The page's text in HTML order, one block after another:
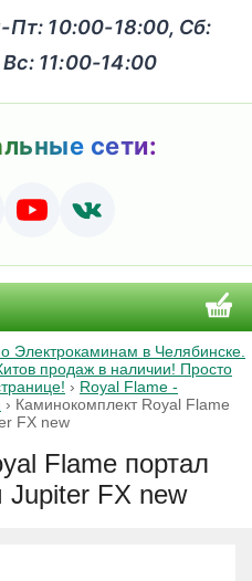
Пт: 10:00-18:00, Сб:
11:00-14:00
сети:
Электрокаминам в Челябинске.
продаж в наличии! Просто
› Royal Flame -
› Каминокомплект Royal Flame
FX new
Flame портал
Jupiter FX new